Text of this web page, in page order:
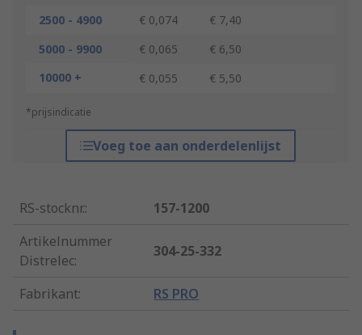
2500 - 4900
€ 0,074
€ 7,40
5000 - 9900
€ 0,065
€ 6,50
10000 +
€ 0,055 € 5,50
*prijsindicatie
Voeg toe aan onderdelenlijst
RS-stocknr.:
157-1200
Artikelnummer
Distrelec:
304-25-332
Fabrikant: RS PRO